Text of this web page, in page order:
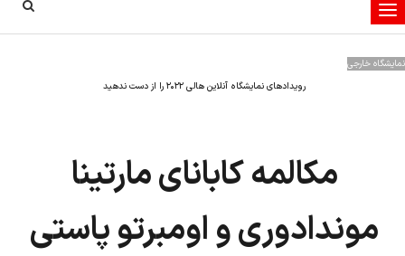
تغییر
وضعیت
نمایشگاه خارجی
رویدادهای نمایشگاه آنلاین هالی ۲۰۲۲ را از دست ندهید
مکالمه کابانای مارتینا
موندادوری و اومبرتو پاستی